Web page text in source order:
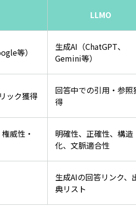
LLMO
等）
生成AI（ChatGPT、
Gemini等）
ック獲得
回答中での引用・参照
得
威性・
明確性、正確性、構造
化、文脈適合性
生成AIの回答リンク、
典リスト